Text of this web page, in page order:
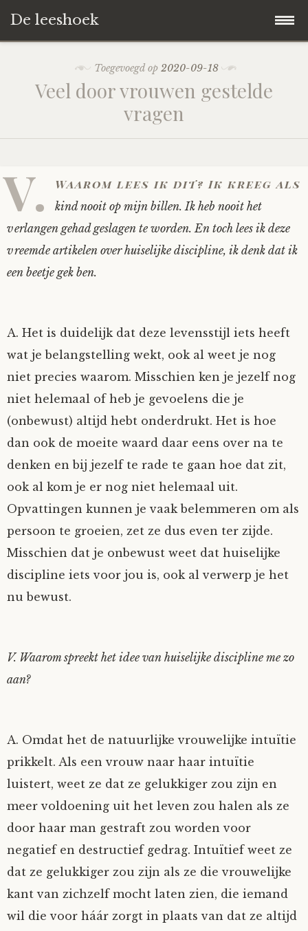
De leeshoek
content
De Leeshoek
Wat is De Leeshoek
Wie zijn we?
Het Biechthokje
Nieuw op de site
De Boekenkast
De hele kast
Adventskalenders
Alternatieve straffen
Op ontdekkingsreis
Posities
HD-Archief
Het hele archief
Hoe geef je?
Instrumenten
Verhalen
Alle verhalen
Algae
Bill-A-Cook
Björn
Faith
Gralin
Jack
Johanna
Juliette Stark
Kersje
Lani
Verhalen van de HD-site
Verhalen van Anne en Bill
Bill
Interactieve verhalen
Polls
Mijn Account
Toegevoegd op 2020-09-18
Veel door vrouwen gestelde
vragen
V. Waarom lees ik dit? Ik kreeg als
kind nooit op mijn billen. Ik heb nooit het
verlangen gehad geslagen te worden. En toch lees ik deze
vreemde artikelen over huiselijke discipline, ik denk dat ik
een beetje gek ben.
A. Het is duidelijk dat deze levensstijl iets heeft
wat je belangstelling wekt, ook al weet je nog
niet precies waarom. Misschien ken je jezelf nog
niet helemaal of heb je gevoelens die je
(onbewust) altijd hebt onderdrukt. Het is hoe
dan ook de moeite waard daar eens over na te
denken en bij jezelf te rade te gaan hoe dat zit,
ook al kom je er nog niet helemaal uit.
Opvattingen kunnen je vaak belemmeren om als
persoon te groeien, zet ze dus even ter zijde.
Misschien dat je onbewust weet dat huiselijke
discipline iets voor jou is, ook al verwerp je het
nu bewust.
V. Waarom spreekt het idee van huiselijke discipline me zo
aan?
A. Omdat het de natuurlijke vrouwelijke intuïtie
prikkelt. Als een vrouw naar haar intuïtie
luistert, weet ze dat ze gelukkiger zou zijn en
meer voldoening uit het leven zou halen als ze
door haar man gestraft zou worden voor
negatief en destructief gedrag. Intuïtief weet ze
dat ze gelukkiger zou zijn als ze die vrouwelijke
kant van zichzelf mocht laten zien, die iemand
wil die voor háár zorgt in plaats van dat ze altijd